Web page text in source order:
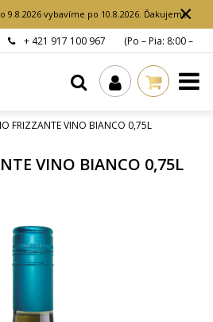
9.8.2026 vybavíme po 10.8.2026. Ďakujeme.
×
+ 421 917 100 967
(Po – Pia: 8:00 –
FRIZZANTE VINO BIANCO 0,75L
VINO BIANCO 0,75L